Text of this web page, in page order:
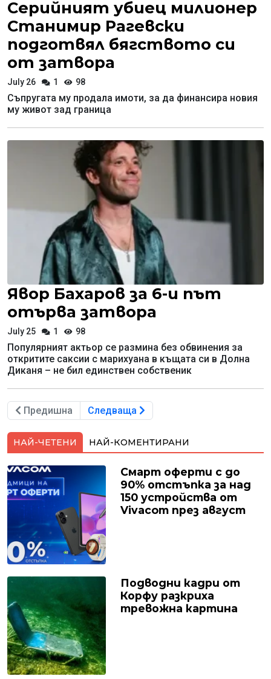
Серийният убиец милионер
Станимир Рагевски
подготвял бягството си
от затвора
July 26 1 98
Съпругата му продала имоти, за да финансира новия
му живот зад граница
Явор Бахаров за 6-и път
отърва затвора
July 25 1 98
Популярният актьор се размина без обвинения за
откритите саксии с марихуана в къщата си в Долна
Диканя – не бил единствен собственик
Предишна Следваща
НАЙ-ЧЕТЕНИ НАЙ-КОМЕНТИРАНИ
Смарт оферти с до
90% отстъпка за над
150 устройства от
Vivacom през август
Подводни кадри от
Корфу разкриха
тревожна картина